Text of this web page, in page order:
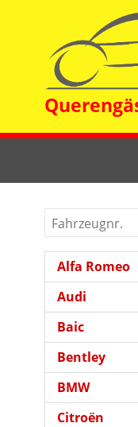
Fahrzeugnr.
Alfa Romeo
Audi
Baic
Bentley
BMW
Citroën